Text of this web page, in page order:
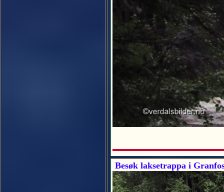
Besøk laksetrappa i